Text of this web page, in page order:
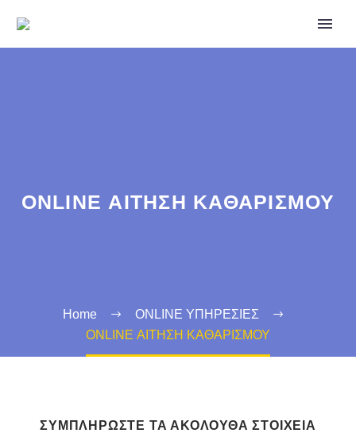
ONLINE ΑΙΤΗΣΗ ΚΑΘΑΡΙΣΜΟΥ
Home
ONLINE ΥΠΗΡΕΣΙΕΣ
ONLINE ΑΙΤΗΣΗ ΚΑΘΑΡΙΣΜΟΥ
ΣΥΜΠΛΗΡΩΣΤΕ ΤΑ ΑΚΟΛΟΥΘΑ ΣΤΟΙΧΕΙΑ